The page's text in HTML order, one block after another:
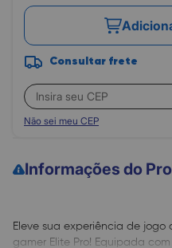
Consultar frete
Não sei meu CEP
Informações do
Eleve sua experiência de
gamer Elite Pro! Equipada